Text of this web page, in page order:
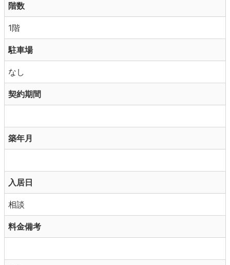
階数
1階
駐車場
なし
契約期間
築年月
入居日
相談
料金備考